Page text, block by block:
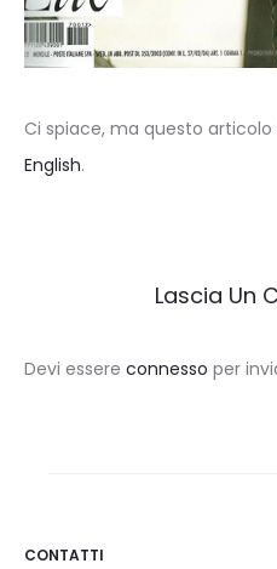
Ci spiace, ma questo
English.
Lascia Un
Devi essere connesso per
CONTATTI